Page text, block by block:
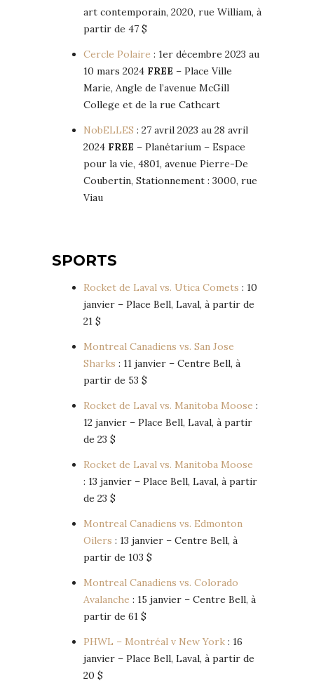
art contemporain, 2020, rue William, à
partir de 47 $
Cercle Polaire : 1er décembre 2023 au
10 mars 2024 FREE – Place Ville
Marie, Angle de l’avenue McGill
College et de la rue Cathcart
NobELLES : 27 avril 2023 au 28 avril
2024 FREE – Planétarium – Espace
pour la vie, 4801, avenue Pierre-De
Coubertin, Stationnement : 3000, rue
Viau
SPORTS
Rocket de Laval vs. Utica Comets : 10
janvier – Place Bell, Laval, à partir de
21 $
Montreal Canadiens vs. San Jose
Sharks : 11 janvier – Centre Bell, à
partir de 53 $
Rocket de Laval vs. Manitoba Moose :
12 janvier – Place Bell, Laval, à partir
de 23 $
Rocket de Laval vs. Manitoba Moose
: 13 janvier – Place Bell, Laval, à partir
de 23 $
Montreal Canadiens vs. Edmonton
Oilers : 13 janvier – Centre Bell, à
partir de 103 $
Montreal Canadiens vs. Colorado
Avalanche : 15 janvier – Centre Bell, à
partir de 61 $
PHWL – Montréal v New York : 16
janvier – Place Bell, Laval, à partir de
20 $